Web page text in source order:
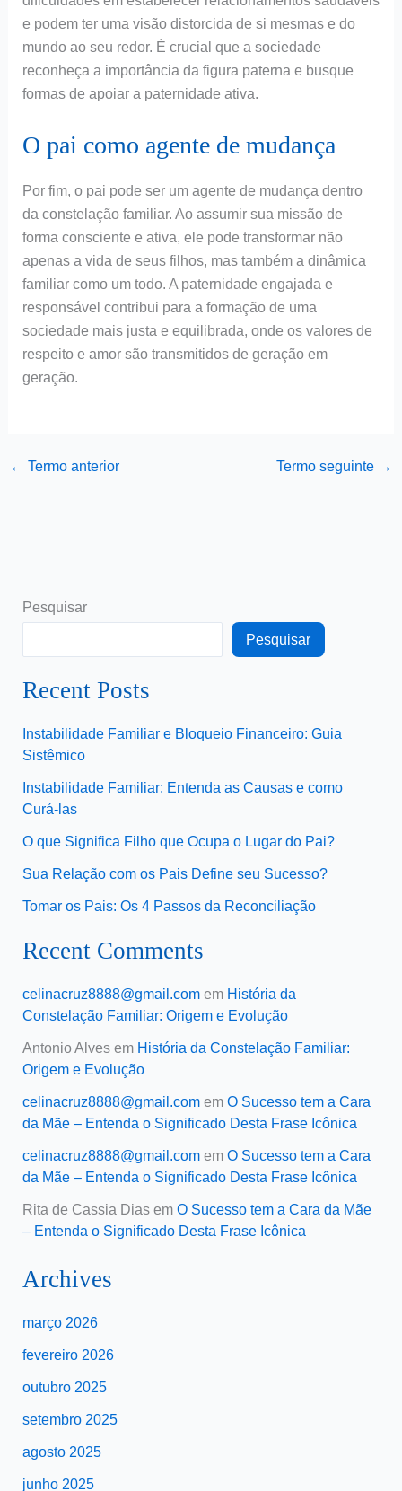
e podem ter uma visão distorcida de si mesmas e do
mundo ao seu redor. É crucial que a sociedade
reconheça a importância da figura paterna e busque
formas de apoiar a paternidade ativa.
O pai como agente de mudança
Por fim, o pai pode ser um agente de mudança dentro
da constelação familiar. Ao assumir sua missão de
forma consciente e ativa, ele pode transformar não
apenas a vida de seus filhos, mas também a dinâmica
familiar como um todo. A paternidade engajada e
responsável contribui para a formação de uma
sociedade mais justa e equilibrada, onde os valores de
respeito e amor são transmitidos de geração em
geração.
← Termo anterior Termo seguinte →
Pesquisar
Pesquisar
Recent Posts
Instabilidade Familiar e Bloqueio Financeiro: Guia
Sistêmico
Instabilidade Familiar: Entenda as Causas e como
Curá-las
O que Significa Filho que Ocupa o Lugar do Pai?
Sua Relação com os Pais Define seu Sucesso?
Tomar os Pais: Os 4 Passos da Reconciliação
Recent Comments
celinacruz8888@gmail.comem História da
Constelação Familiar: Origem e Evolução
Antonio Alvesem História da Constelação Familiar:
Origem e Evolução
celinacruz8888@gmail.comem O Sucesso tem a Cara
da Mãe – Entenda o Significado Desta Frase Icônica
celinacruz8888@gmail.comem O Sucesso tem a Cara
da Mãe – Entenda o Significado Desta Frase Icônica
Rita de Cassia Diasem O Sucesso tem a Cara da Mãe
– Entenda o Significado Desta Frase Icônica
Archives
março 2026
fevereiro 2026
outubro 2025
setembro 2025
agosto 2025
junho 2025